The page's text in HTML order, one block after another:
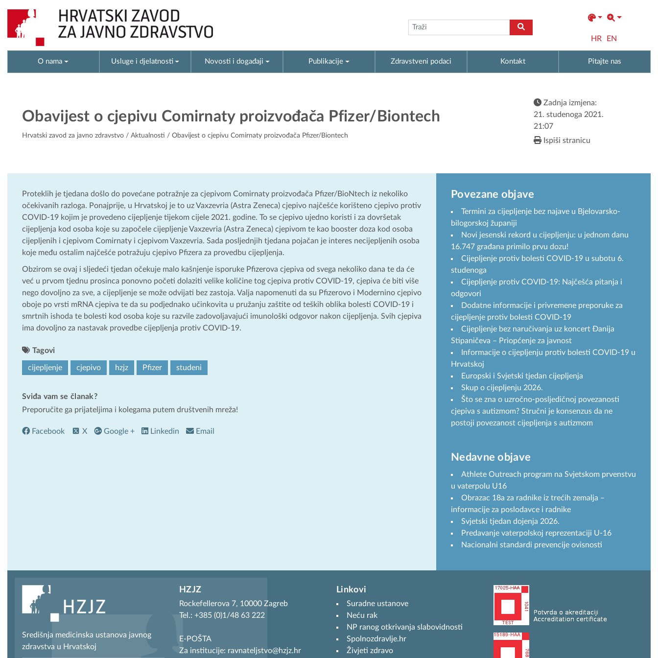
HR EN
O nama Usluge i djelatnosti Novosti i događaji Publikacije Zdravstveni podaci Kontakt Pitajte nas
Obavijest o cjepivu Comirnaty proizvođača Pfizer/Biontech
Hrvatski zavod za javno zdravstvo / Aktualnosti / Obavijest o cjepivu Comirnaty proizvođača Pfizer/Biontech
Zadnja izmjena:
21. studenoga 2021.
21:07
Ispiši stranicu
Proteklih je tjedana došlo do povećane potražnje za cjepivom Comirnaty proizvođača Pfizer/BioNtech iz nekoliko
očekivanih razloga. Ponajprije, u Hrvatskoj je to uz Vaxzevria (Astra Zeneca) cjepivo najčešće korišteno cjepivo protiv
COVID-19 kojim je provedeno cijepljenje tijekom cijele 2021. godine. To se cjepivo ujedno koristi i za dovršetak
cijepljenja kod osoba koje su započele cijepljenje Vaxzevria (Astra Zeneca) cjepivom te kao booster doza kod osoba
cijepljenih i cjepivom Comirnaty i cjepivom Vaxzevria. Sada posljednjih tjedana pojačan je interes necijepljenih osoba
koje među ostalim najčešće potražuju cjepivo Pfizera za provedbu cijepljenja.
Obzirom se ovaj i sljedeći tjedan očekuje malo kašnjenje isporuke Pfizerova cjepiva od svega nekoliko dana te da će
već u prvom tjednu prosinca ponovno početi dolaziti velike količine tog cjepiva protiv COVID-19, cjepiva će biti više
nego dovoljno za sve, a cijepljenje se može odvijati bez zastoja. Valja napomenuti da su Pfizerovo i Modernino cjepivo
oboje po vrsti mRNA cjepiva te da su podjednako učinkovita u pružanju zaštite od teških oblika bolesti COVID-19 i
smrtnih ishoda te bolesti kod osoba koje su razvile zadovoljavajući imunološki odgovor nakon cijepljenja. Svih cjepiva
ima dovoljno za nastavak provedbe cijepljenja protiv COVID-19.
Tagovi
cijepljenje cjepivo hzjz Pfizer studeni
Sviđa vam se članak?
Preporučite ga prijateljima i kolegama putem društvenih mreža!
Facebook X Google + Linkedin Email
Povezane objave
Termini za cijepljenje bez najave u Bjelovarsko-
bilogorskoj županiji
Novi jesenski rekord u cijepljenju: u jednom danu
16.747 građana primilo prvu dozu!
Cijepljenje protiv bolesti COVID-19 u subotu 6.
studenoga
Cijepljenje protiv COVID-19: Najčešća pitanja i
odgovori
Dodatne informacije i privremene preporuke za
cijepljenje protiv bolesti COVID-19
Cijepljenje bez naručivanja uz koncert Đanija
Stipaničeva – Priopćenje za javnost
Informacije o cijepljenju protiv bolesti COVID-19 u
Hrvatskoj
Europski i Svjetski tjedan cijepljenja
Skup o cijepljenju 2026.
Što se zna o uzročno-posljedičnoj povezanosti
cjepiva s autizmom? Stručni je konsenzus da ne
postoji povezanost cijepljenja s autizmom
Nedavne objave
Athlete Outreach program na Svjetskom prvenstvu
u vaterpolu U16
Obrazac 18a za radnike iz trećih zemalja –
informacije za poslodavce i radnike
Svjetski tjedan dojenja 2026.
Predavanje vaterpolskoj reprezentaciji U-16
Nacionalni standardi prevencije ovisnosti
Središnja medicinska ustanova javnog
zdravstva u Hrvatskoj
HZJZ
Rockefellerova 7, 10000 Zagreb
Tel.: +385 (0)1/48 63 222
E-POŠTA
Za institucije: ravnateljstvo@hzjz.hr
Linkovi
Suradne ustanove
Neću rak
NP ranog otkrivanja slabovidnosti
Spolnozdravlje.hr
Živjeti zdravo